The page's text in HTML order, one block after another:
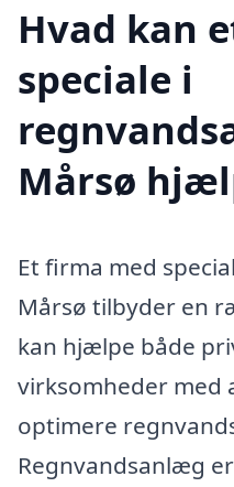
Hvad kan
speciale i
Mårsø
Et firma med
Mårsø tilbyder en
kan hjælpe både
virksomheder med
optimere
Regnvandsanlæg